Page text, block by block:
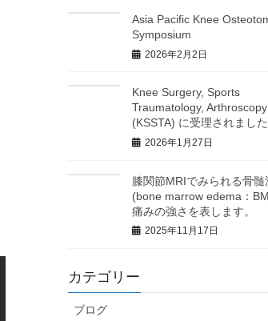
Asia Pacific Knee
Symposium
2026年2月2日
Knee Surgery, Sports
Traumatology, Arthroscopy
(KSSTA) に受理されました
2026年1月27日
膝関節MRIでみられる骨髄
(bone marrow edema：
痛みの強さを表します。
2025年11月17日
カテゴリー
ブログ